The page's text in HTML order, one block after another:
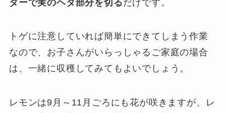
ターで実のヘタ部分を切るだけです。
トゲに注意していれば簡単にできてしまう作業
なので、お子さんがいらっしゃるご家庭の場合
は、一緒に収穫してみてもよいでしょう。
レモンは9月～11月ごろにも花が咲きますが、レ